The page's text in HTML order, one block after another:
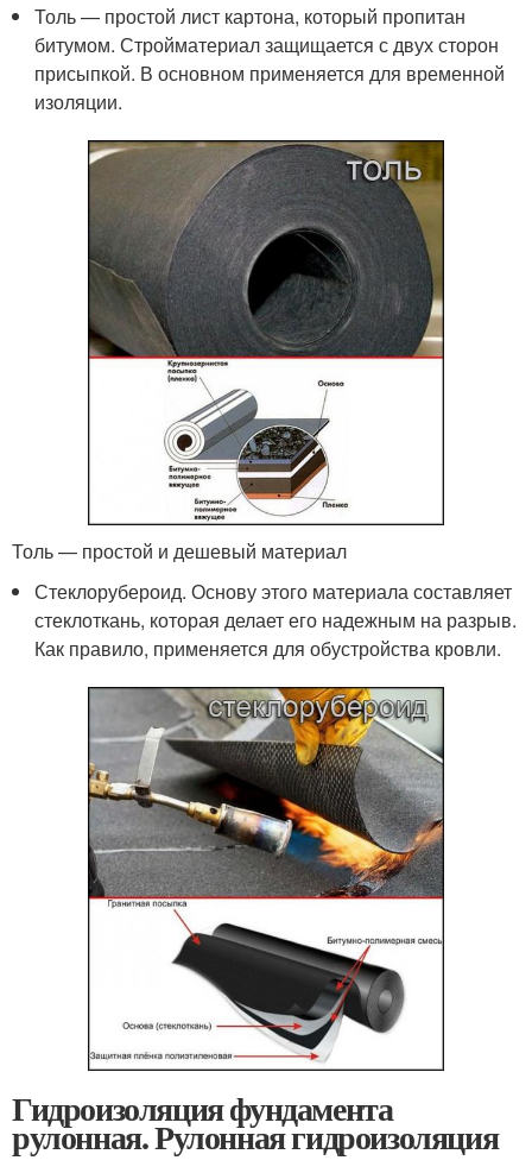
Толь — простой лист картона, который пропитан
битумом. Стройматериал защищается с двух сторон
присыпкой. В основном применяется для временной
изоляции.
Толь — простой и дешевый материал
Стеклорубероид. Основу этого материала составляет
стеклоткань, которая делает его надежным на разрыв.
Как правило, применяется для обустройства кровли.
Гидроизоляция фундамента
рулонная. Рулонная гидроизоляция